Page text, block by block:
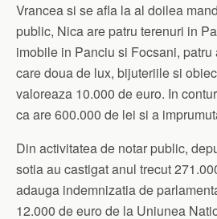
Vrancea si se afla la al doilea
public, Nica are patru terenuri in
imobile in Panciu si Focsani, patru
care doua de lux, bijuteriile si
valoreaza 10.000 de euro. In
ca are 600.000 de lei si a
Din activitatea de notar public,
sotia au castigat anul trecut
adauga indemnizatia de
12.000 de euro de la Uniunea